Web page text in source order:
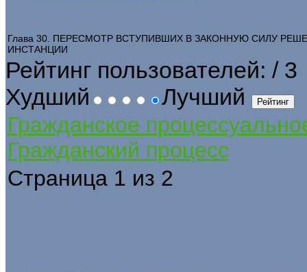
Глава 30. ПЕРЕСМОТР ВСТУПИВШИХ В ЗАКОННУЮ СИЛУ
ИНСТАНЦИИ
Рейтинг пользователей: / 3
Худший
Лучший
Гражданское
Гражданский процесс
Страница 1 из 2